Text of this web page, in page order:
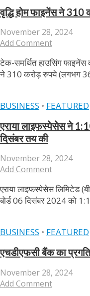
वृद्धि होम फाइनेंस ने 310
November 28, 2024
Add Comment
टेक-समर्थित हाउसिंग फाइनेंस
ने 310 करोड़ रुपये (लगभग
BUSINESS • FEATURED
एराया लाइफस्पेसेस ने
दिसंबर तय की
November 28, 2024
Add Comment
एराया लाइफस्पेसेस लिमिटेड
बोर्ड 06 दिसंबर 2024 को
BUSINESS • FEATURED
एचडीएफसी बैंक का
November 28, 2024
Add Comment